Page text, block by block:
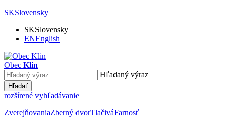
SKSlovensky
SKSlovensky
ENEnglish
Obec Klin
Hľadaný výraz
Hľadať
rozšírené vyhľadávanie
ZverejňovaniaZberný dvorTlačiváFarnosť